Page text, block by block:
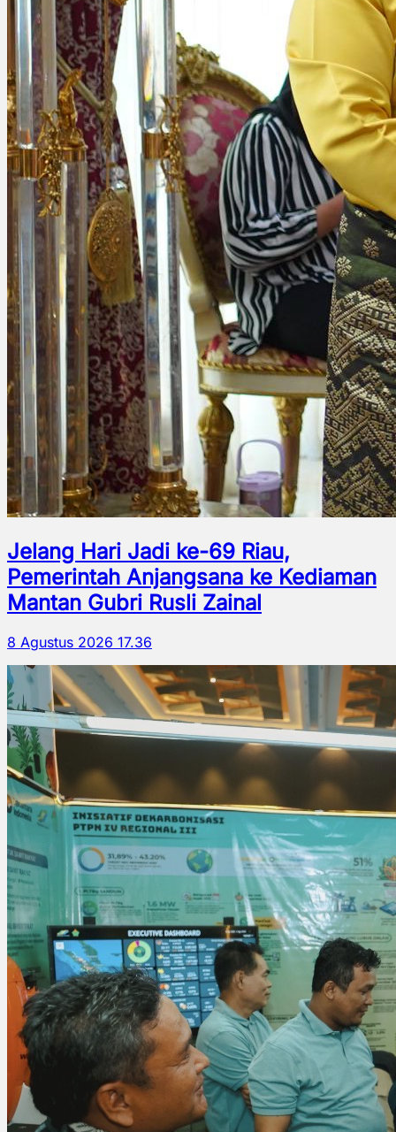
Jelang Hari Jadi ke-69 Riau,
Pemerintah Anjangsana ke Kediaman
Mantan Gubri Rusli Zainal
8 Agustus 2026 17.36